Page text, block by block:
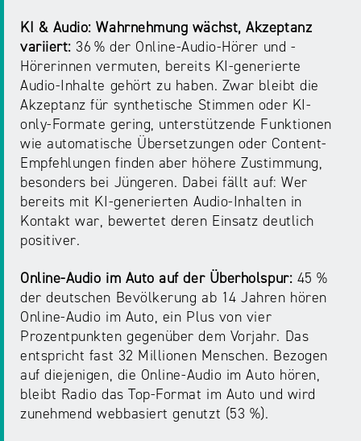
KI & Audio: Wahrnehmung wächst, Akzeptanz
variiert: 36 % der Online-Audio-Hörer und -
Hörerinnen vermuten, bereits KI-generierte
Audio-Inhalte gehört zu haben. Zwar bleibt die
Akzeptanz für synthetische Stimmen oder KI-
only-Formate gering, unterstützende Funktionen
wie automatische Übersetzungen oder Content-
Empfehlungen finden aber höhere Zustimmung,
besonders bei Jüngeren. Dabei fällt auf: Wer
bereits mit KI-generierten Audio-Inhalten in
Kontakt war, bewertet deren Einsatz deutlich
positiver.
Online-Audio im Auto auf der Überholspur: 45 %
der deutschen Bevölkerung ab 14 Jahren hören
Online-Audio im Auto, ein Plus von vier
Prozentpunkten gegenüber dem Vorjahr. Das
entspricht fast 32 Millionen Menschen. Bezogen
auf diejenigen, die Online-Audio im Auto hören,
bleibt Radio das Top-Format im Auto und wird
zunehmend webbasiert genutzt (53 %).